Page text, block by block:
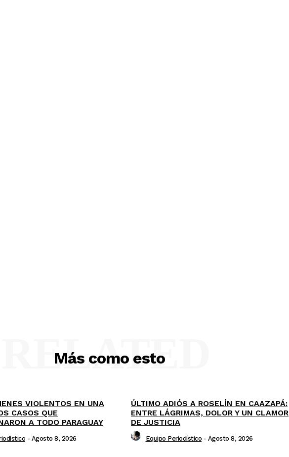
Más como esto
RELATED
VIOLENTOS EN UNA
CASOS QUE
A TODO PARAGUAY
- Agosto 8, 2026
ÚLTIMO ADIÓS A ROSELÍN EN CAAZAPÁ:
ENTRE LÁGRIMAS, DOLOR Y UN CLAMOR
DE JUSTICIA
Equipo Periodístico - Agosto 8, 2026